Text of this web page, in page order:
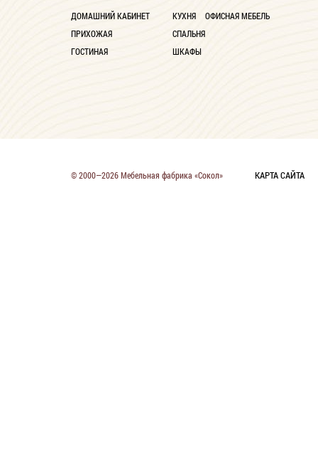
ДОМАШНИЙ КАБИНЕТ
ПРИХОЖАЯ
ГОСТИНАЯ
КУХНЯ
СПАЛЬНЯ
ШКАФЫ
ОФИСНАЯ МЕБЕЛЬ
© 2000—2026 Мебельная фабрика «Сокол» КАРТА САЙТА